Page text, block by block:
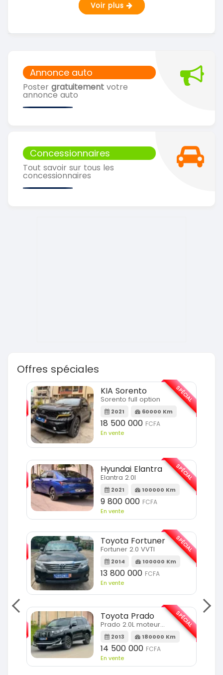
Annonce auto
Poster gratuitement votre
annonce auto
Concessionnaires
Tout savoir sur tous les
concessionnaires
Offres spéciales
SPÉCIAL
KIA Sorento
Sorento full option
2021 60000 Km
18 500 000 FCFA
En vente
SPÉCIAL
Hyundai Elantra
Elantra 2.0l
2021 100000 Km
9 800 000 FCFA
En vente
SPÉCIAL
Toyota Fortuner
Fortuner 2.0 VVTI
2014 100000 Km
13 800 000 FCFA
En vente
SPÉCIAL
Toyota Prado
Prado 2.0L moteur d4d
2013 180000 Km
14 500 000 FCFA
En vente
SPÉCIAL
Voir plus